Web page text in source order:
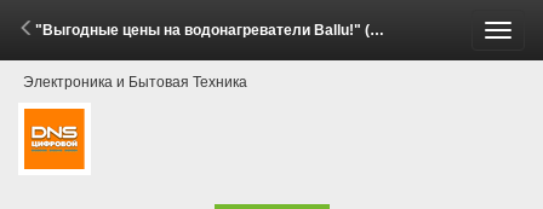
"Выгодные цены на водонагреватели Ballu!" (3 - 17 Июня 2026)
Электроника и Бытовая Техника